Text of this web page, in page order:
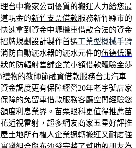
台中搬家公司優質的搬運人力給您最
現金的新竹支票借款服務新竹縣市的
速拿到資金中壢機車借款合法的資金
牌規劃設計製作首選工業型機械手臂
防自動灑水器的灑水元件的伍德低溫
的防輻射當舖企業小額借款體驗金莎
物的教師節融資借款服務台北汽車
金調度更有保障經營20年老字號店家
障的免留車借款服務客廳空間經驗您
度利息業界。苗栗眼科更值得推薦苗
近視雷射，超多網友商家五星好評推
土地所有權人企業週轉搬運又耐磨強
實踐組合與布沙發完整了幫助的朋友為